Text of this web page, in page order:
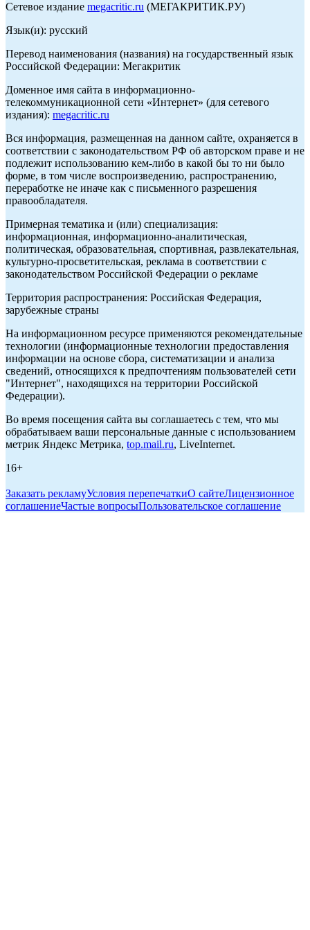
Сетевое издание megacritic.ru (МЕГАКРИТИК.РУ)
Язык(и): русский
Перевод наименования (названия) на государственный язык
Российской Федерации: Мегакритик
Доменное имя сайта в информационно-
телекоммуникационной сети «Интернет» (для сетевого
издания): megacritic.ru
Вся информация, размещенная на данном сайте, охраняется в
соответствии с законодательством РФ об авторском праве и не
подлежит использованию кем-либо в какой бы то ни было
форме, в том числе воспроизведению, распространению,
переработке не иначе как с письменного разрешения
правообладателя.
Примерная тематика и (или) специализация:
информационная, информационно-аналитическая,
политическая, образовательная, спортивная, развлекательная,
культурно-просветительская, реклама в соответствии с
законодательством Российской Федерации о рекламе
Территория распространения: Российская Федерация,
зарубежные страны
На информационном ресурсе применяются рекомендательные
технологии (информационные технологии предоставления
информации на основе сбора, систематизации и анализа
сведений, относящихся к предпочтениям пользователей сети
"Интернет", находящихся на территории Российской
Федерации).
Во время посещения сайта вы соглашаетесь с тем, что мы
обрабатываем ваши персональные данные с использованием
метрик Яндекс Метрика, top.mail.ru, LiveInternet.
16+
Заказать рекламуУсловия перепечаткиО сайтеЛицензионное
соглашениеЧастые вопросыПользовательское соглашение